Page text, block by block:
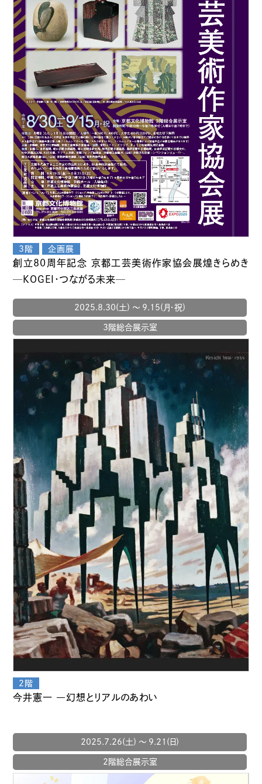
創立80周年記念 京都工芸美術作家協会展煌きらめき
─KOGEI・つながる未来─
2025.8.30(土) 〜 9.15(月・祝)
3階総合展示室
今井憲一 ―幻想とリアルのあわい
2025.7.26(土) 〜 9.21(日)
2階総合展示室